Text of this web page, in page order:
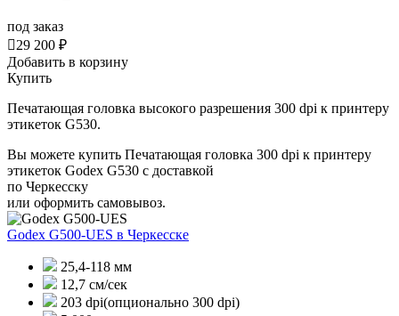
под заказ
29 200 ₽
Добавить в корзину
Купить
Печатающая головка высокого разрешения 300 dpi к принтеру
этикеток G530.
Вы можете купить Печатающая головка 300 dpi к принтеру
этикеток Godex G530 с доставкой
по Черкесску
или оформить самовывоз.
Godex G500-UES в Черкесске
25,4-118 мм
12,7 см/сек
203 dpi(опционально 300 dpi)